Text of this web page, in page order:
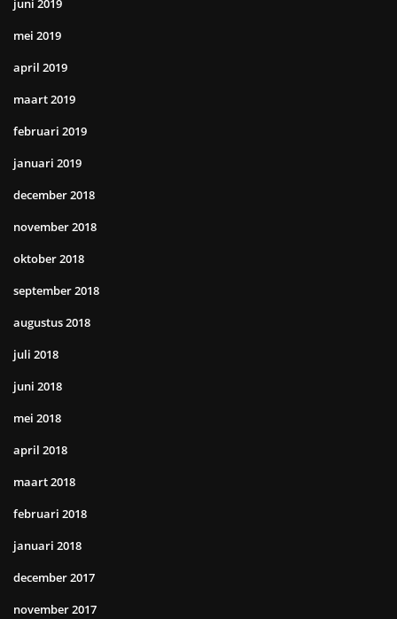
juni 2019
mei 2019
april 2019
maart 2019
februari 2019
januari 2019
december 2018
november 2018
oktober 2018
september 2018
augustus 2018
juli 2018
juni 2018
mei 2018
april 2018
maart 2018
februari 2018
januari 2018
december 2017
november 2017